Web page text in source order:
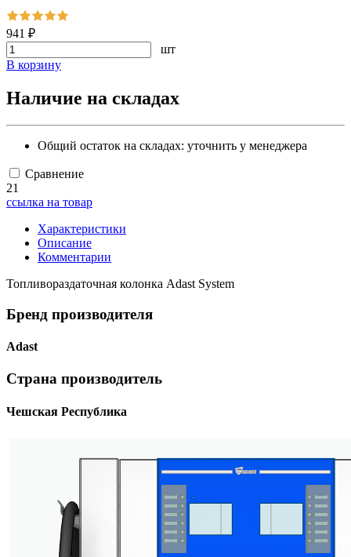
941 ₽
шт
В корзину
Наличие на складах
Общий остаток на складах: уточнить у менеджера
Сравнение
21
ссылка на товар
Характеристики
Описание
Комментарии
Топливораздаточная колонка Adast System
Бренд производителя
Adast
Страна производитель
Чешская Республика